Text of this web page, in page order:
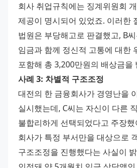
회사 취업규칙에는 징계위원회
제공이 명시되어 있었죠. 이러한
법원은 부당해고로 판결했고, B
임금과 함께 정신적 고통에 대한
포함해 총 3,200만원의 배상금을
사례 3: 차별적 구조조정
대전의 한 금융회사가 경영난을
실시했는데, C씨는 자신이 다른
불합리하게 선택되었다고 주장
회사가 특정 부서만을 대상으로
구조조정을 진행했다는 사실이